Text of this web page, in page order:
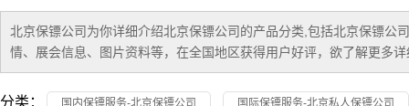
北京保镖公司为你详细介绍北京保镖公司的产品分类,包括北京保镖公司
情、展会信息、图片资料等，在全国地区获得用户好评，欲了解更多
分类： 国内保镖服务-北京保镖公司 国际保镖服务-北京私人保镖公司